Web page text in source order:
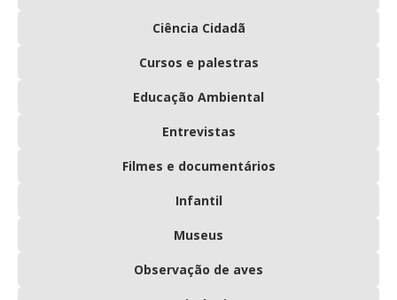
Ciência Cidadã
Cursos e palestras
Educação Ambiental
Entrevistas
Filmes e documentários
Infantil
Museus
Observação de aves